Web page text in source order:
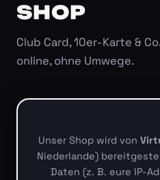
SHOP
Club Card, 10er-Karte &
online, ohne Umwege.
Unser Shop wird von
Niederlande)
Daten (z. B. eure IP-